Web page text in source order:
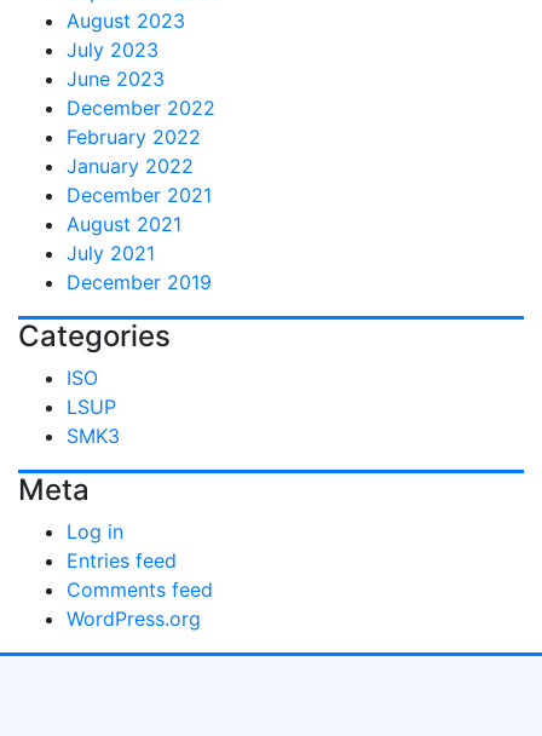
August 2023
July 2023
June 2023
December 2022
February 2022
January 2022
December 2021
August 2021
July 2021
December 2019
Categories
ISO
LSUP
SMK3
Meta
Log in
Entries feed
Comments feed
WordPress.org